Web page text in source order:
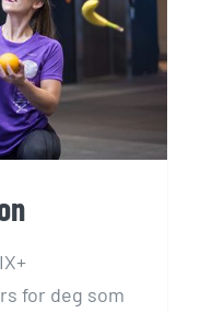
for deg som